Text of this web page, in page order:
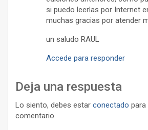
si puedo leerlas por Internet
muchas gracias por atender
un saludo RAUL
Accede para responder
Deja una respuesta
Lo siento, debes estar conectado para
comentario.